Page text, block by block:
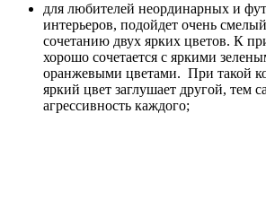
для любителей неординарных и
интерьеров, подойдет очень
сочетанию двух ярких цветов. К
хорошо сочетается с яркими
оранжевыми цветами. При такой
яркий цвет заглушает другой, тем
агрессивность каждого;